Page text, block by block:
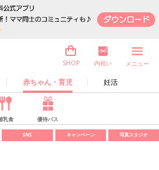
赤ちゃん・育児 妊活
SHOP 内祝い メニュー
乳食 優待パス
SNS キャンペーン 写真スタジオ